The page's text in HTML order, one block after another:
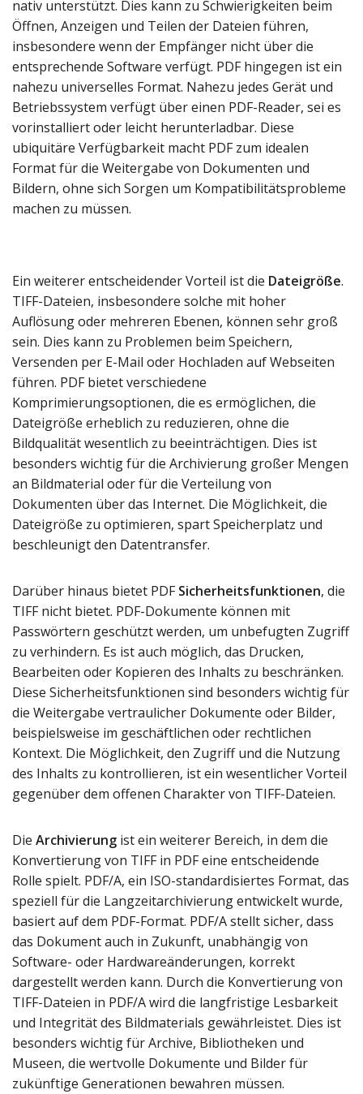
nativ unterstützt. Dies kann zu Schwierigkeiten beim
Öffnen, Anzeigen und Teilen der Dateien führen,
insbesondere wenn der Empfänger nicht über die
entsprechende Software verfügt. PDF hingegen ist ein
nahezu universelles Format. Nahezu jedes Gerät und
Betriebssystem verfügt über einen PDF-Reader, sei es
vorinstalliert oder leicht herunterladbar. Diese
ubiquitäre Verfügbarkeit macht PDF zum idealen
Format für die Weitergabe von Dokumenten und
Bildern, ohne sich Sorgen um Kompatibilitätsprobleme
machen zu müssen.
Ein weiterer entscheidender Vorteil ist die Dateigröße.
TIFF-Dateien, insbesondere solche mit hoher
Auflösung oder mehreren Ebenen, können sehr groß
sein. Dies kann zu Problemen beim Speichern,
Versenden per E-Mail oder Hochladen auf Webseiten
führen. PDF bietet verschiedene
Komprimierungsoptionen, die es ermöglichen, die
Dateigröße erheblich zu reduzieren, ohne die
Bildqualität wesentlich zu beeinträchtigen. Dies ist
besonders wichtig für die Archivierung großer Mengen
an Bildmaterial oder für die Verteilung von
Dokumenten über das Internet. Die Möglichkeit, die
Dateigröße zu optimieren, spart Speicherplatz und
beschleunigt den Datentransfer.
Darüber hinaus bietet PDFSicherheitsfunktionen, die
TIFF nicht bietet. PDF-Dokumente können mit
Passwörtern geschützt werden, um unbefugten Zugriff
zu verhindern. Es ist auch möglich, das Drucken,
Bearbeiten oder Kopieren des Inhalts zu beschränken.
Diese Sicherheitsfunktionen sind besonders wichtig für
die Weitergabe vertraulicher Dokumente oder Bilder,
beispielsweise im geschäftlichen oder rechtlichen
Kontext. Die Möglichkeit, den Zugriff und die Nutzung
des Inhalts zu kontrollieren, ist ein wesentlicher Vorteil
gegenüber dem offenen Charakter von TIFF-Dateien.
Die Archivierung ist ein weiterer Bereich, in dem die
Konvertierung von TIFF in PDF eine entscheidende
Rolle spielt. PDF/A, ein ISO-standardisiertes Format, das
speziell für die Langzeitarchivierung entwickelt wurde,
basiert auf dem PDF-Format. PDF/A stellt sicher, dass
das Dokument auch in Zukunft, unabhängig von
Software- oder Hardwareänderungen, korrekt
dargestellt werden kann. Durch die Konvertierung von
TIFF-Dateien in PDF/A wird die langfristige Lesbarkeit
und Integrität des Bildmaterials gewährleistet. Dies ist
besonders wichtig für Archive, Bibliotheken und
Museen, die wertvolle Dokumente und Bilder für
zukünftige Generationen bewahren müssen.